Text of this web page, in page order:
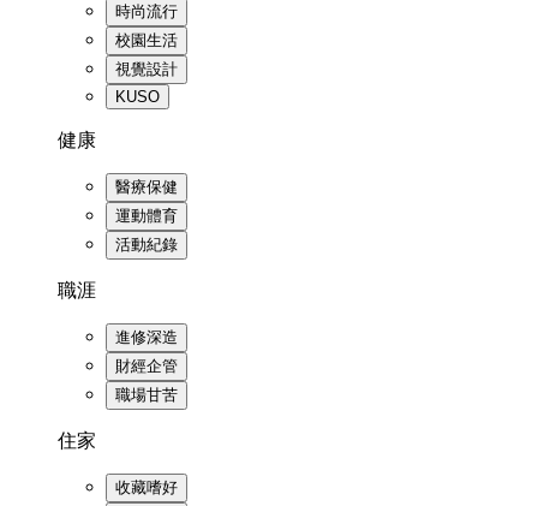
時尚流行
校園生活
視覺設計
KUSO
健康
醫療保健
運動體育
活動紀錄
職涯
進修深造
財經企管
職場甘苦
住家
收藏嗜好